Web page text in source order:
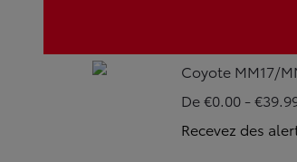
Coyote MM17/
De €0.00 -
Recevez des